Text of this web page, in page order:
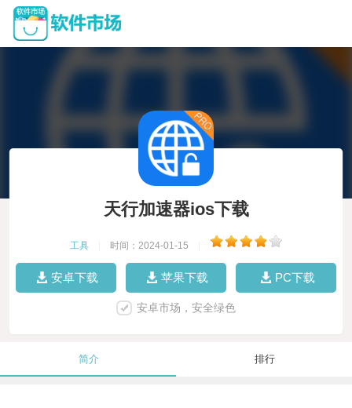
天行加速器ios下载
工具 时间：2024-01-15
安卓下载 苹果下载 PC下载
安卓市场，安全绿色
简介 排行